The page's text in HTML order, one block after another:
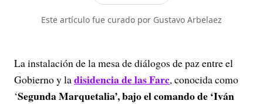
Este artículo fue curado por Gustavo Arbelaez
La instalación de la mesa de diálogos de paz entre el
Gobierno y ladisidencia de lasFarc, conocida como
‘Segunda Marquetalia’, bajo el comando de ‘Iván